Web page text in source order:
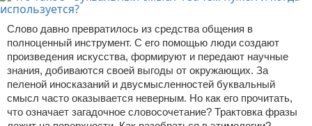
Слово давно превратилось из средства общения в
полноценный инструмент. С его помощью люди создают
произведения искусства, формируют и передают научные
знания, добиваются своей выгоды от окружающих. За
пеленой иносказаний и двусмысленностей буквальный
смысл часто оказывается неверным. Но как его прочитать,
что означает загадочное словосочетание? Трактовка фразы